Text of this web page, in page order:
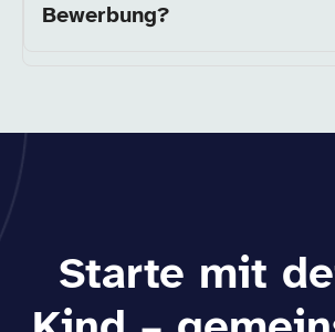
Bewerbung?
Starte mit